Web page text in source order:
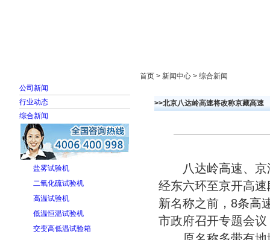
公司新闻
行业动态
综合新闻
盐雾试验机
二氧化硫试验机
高温试验机
低温恒温试验机
交变高低温试验箱
首页 > 新闻中心 > 综合新闻
>>北京八达岭高速将改称京藏高速
八达岭高速、京
经东六环至京开高
新名称之前，8条高
市政府召开专题会